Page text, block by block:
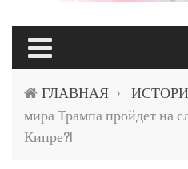
ГЛАВНАЯ ›
мира Трампа пройдет на
Кипре?!